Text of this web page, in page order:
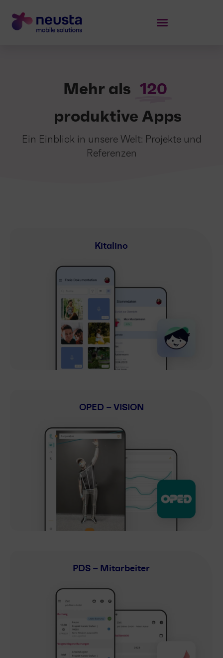
Mehr als 120
produktive Apps
Ein Einblick in unsere Welt: Projekte und
Referenzen
Kitalino
OPED – VISION
PDS – Mitarbeiter